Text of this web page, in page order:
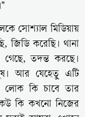
সোশ্যাল মিডিয়ায়
জিডি করেছি। থানা
তদন্ত করছে।
আর যেহেতু এটি
লোক কি চাবে তার
কি কখনো নিজের